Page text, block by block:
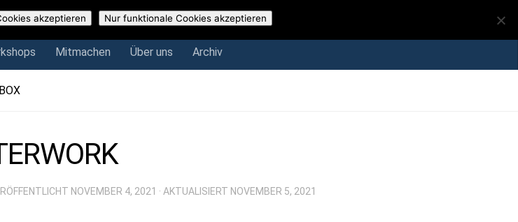
Mitmachen Über uns Archiv
Mitmachen Über uns Archiv
NOVEMBER 4, 2021 · AKTUALISIERT NOVEMBER 5, 2021
akzeptieren Nur funktionale Cookies akzeptieren